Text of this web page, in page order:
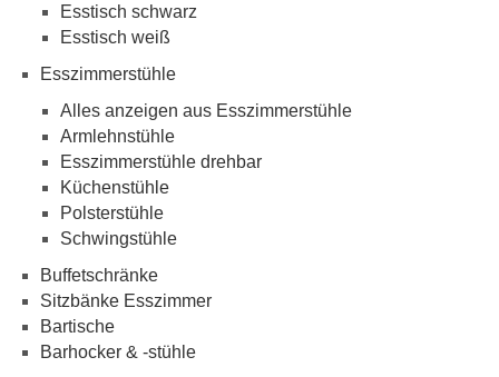
Esstisch schwarz
Esstisch weiß
Esszimmerstühle
Alles anzeigen aus Esszimmerstühle
Armlehnstühle
Esszimmerstühle drehbar
Küchenstühle
Polsterstühle
Schwingstühle
Buffetschränke
Sitzbänke Esszimmer
Bartische
Barhocker & -stühle